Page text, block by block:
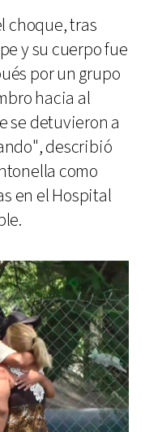
choque, tras
y su cuerpo fue
por un grupo
hacia al
se detuvieron a
describió
como
en el Hospital